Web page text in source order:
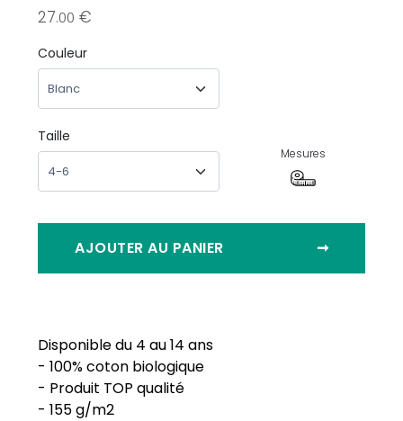
27.00 €
Couleur
Taille
Mesures
AJOUTER AU PANIER ➞
Disponible du 4 au 14 ans
- 100% coton biologique
- Produit TOP qualité
- 155 g/m2